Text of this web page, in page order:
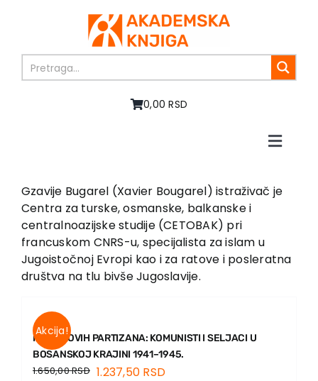
0,00 RSD
Toggle
O nama
Knjige
U pripremi
Akcija
Autori
EU PROJEKTI
Kontakt
Gzavije Bugarel (Xavier Bougarel) istraživač je
Centra za turske, osmanske, balkanske i
centralnoazijske studije (CETOBAK) pri
francuskom CNRS-u, specijalista za islam u
Jugoistočnoj Evropi kao i za ratove i posleratna
društva na tlu bivše Jugoslavije.
Akcija!
KOD TITOVIH PARTIZANA: KOMUNISTI I SELJACI U
BOSANSKOJ KRAJINI 1941–1945.
1.650,00RSD 1.237,50 RSD